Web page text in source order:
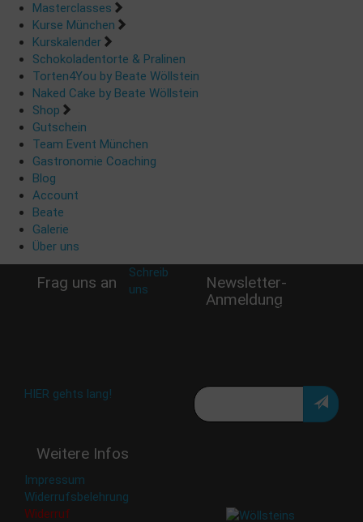
Masterclasses
Kurse München
Kurskalender
Schokoladentorte & Pralinen
Torten4You by Beate Wöllstein
Naked Cake by Beate Wöllstein
Shop
Gutschein
Team Event München
Gastronomie Coaching
Blog
Account
Beate
Galerie
Über uns
Frag uns an
Schreib
uns
HIER gehts lang!
Weitere Infos
Impressum
Widerrufsbelehrung
Widerruf
Newsletter-
Anmeldung
Verpasse keine Rabatt-